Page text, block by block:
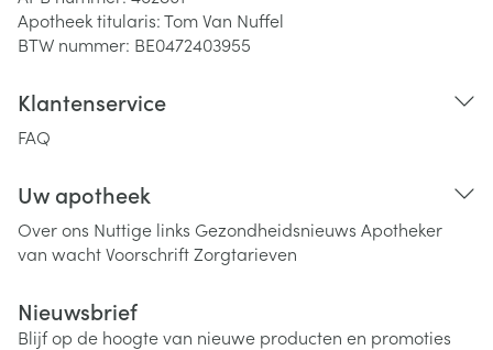
Apotheek titularis:Tom Van Nuffel
BTW nummer: BE0472403955
Klantenservice
FAQ
Uw apotheek
Over ons Nuttige links Gezondheidsnieuws Apotheker
van wachtVoorschriftZorgtarieven
Nieuwsbrief
Blijf op de hoogte van nieuwe producten en promoties